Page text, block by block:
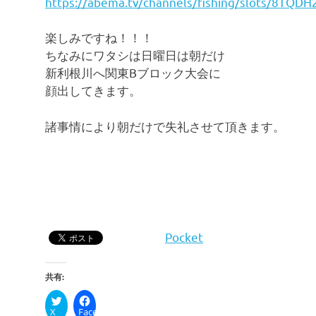
楽しみですね！！！
ちなみにワタシは日曜日は朝だけ
新利根川へ関東Bブロック大会に
顔出してきます。
諸事情により朝だけで失礼させて頂きます。
Pocket
共有:
X Facebook